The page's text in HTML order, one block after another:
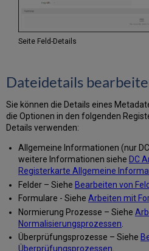
Allgemeine
Informationen
DC
Anwendungsprofilen
hinzufügen
Arbeiten
mit
Normdatenprofil
GND
Arbeit
mit
MARC
21
Bestandsprofilen
Kontrolle
der
Seite Feld-Details
Dateidetails
Sie können die Details eines
die Optionen in den folgenden
Details verwenden:
Allgemeine Informationen (nur
weitere Informationen siehe DC
Registerkarte Allgemeine
Felder – Siehe Bearbeiten von
Formulare - Siehe Arbeiten mit
Normierung Prozesse – Siehe
Normalisierungsprozessen
Überprüfungsprozesse – Siehe
Überprüfungsprozessen.